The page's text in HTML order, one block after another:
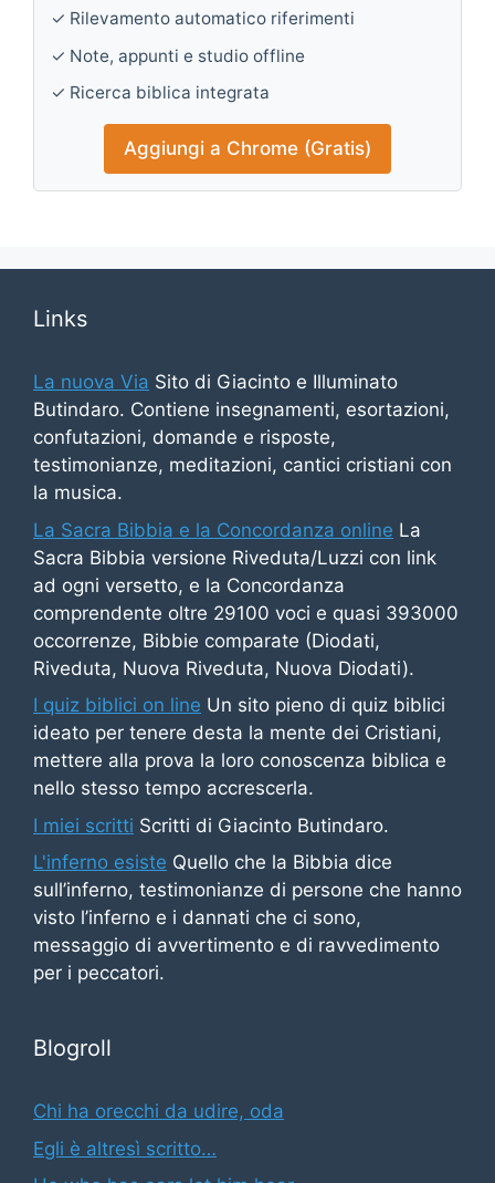
✓ Rilevamento automatico riferimenti
✓ Note, appunti e studio offline
✓ Ricerca biblica integrata
Aggiungi a Chrome (Gratis)
Links
La nuova Via Sito di Giacinto e Illuminato
Butindaro. Contiene insegnamenti, esortazioni,
confutazioni, domande e risposte,
testimonianze, meditazioni, cantici cristiani con
la musica.
La Sacra Bibbia e la Concordanza online La
Sacra Bibbia versione Riveduta/Luzzi con link
ad ogni versetto, e la Concordanza
comprendente oltre 29100 voci e quasi 393000
occorrenze, Bibbie comparate (Diodati,
Riveduta, Nuova Riveduta, Nuova Diodati).
I quiz biblici on line Un sito pieno di quiz biblici
ideato per tenere desta la mente dei Cristiani,
mettere alla prova la loro conoscenza biblica e
nello stesso tempo accrescerla.
I miei scritti Scritti di Giacinto Butindaro.
L'inferno esiste Quello che la Bibbia dice
sull’inferno, testimonianze di persone che hanno
visto l’inferno e i dannati che ci sono,
messaggio di avvertimento e di ravvedimento
per i peccatori.
Blogroll
Chi ha orecchi da udire, oda
Egli è altresì scritto…